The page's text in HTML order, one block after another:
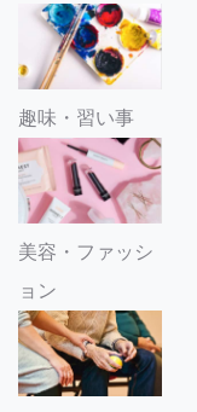
趣味・習い事
美容・ファッシ
ョン